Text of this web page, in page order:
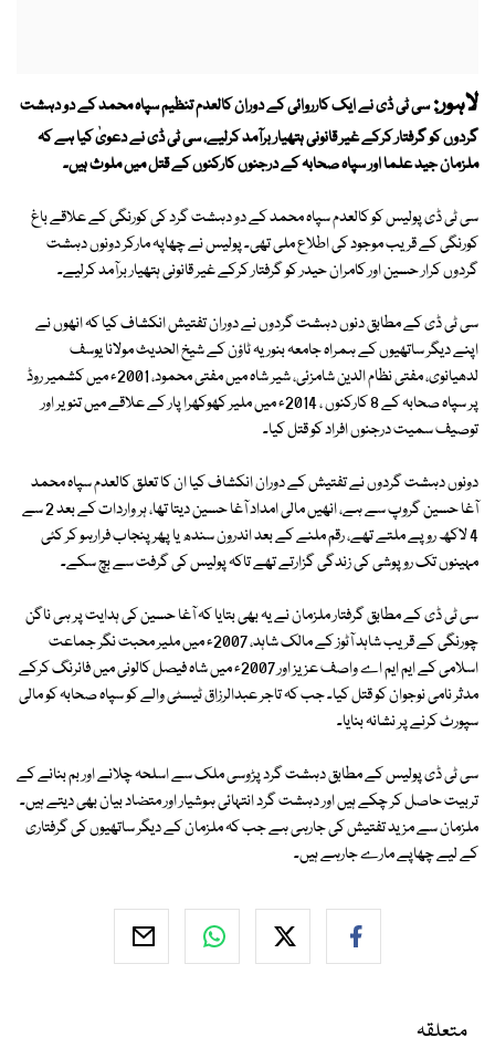
لاہور:سی ٹی ڈی نے ایک کارروائی کے دوران کالعدم تنظیم سپاہ محمد کے دو دہشت
گردوں کو گرفتار کرکے غیر قانونی ہتھیار برآمد کرلیے، سی ٹی ڈی نے دعویٰ کیا ہے کہ
ملزمان جید علما اور سپاہ صحابہ کے درجنوں کارکنوں کے قتل میں ملوث ہیں۔
سی ٹی ڈی پولیس کو کالعدم سپاہ محمد کے دو دہشت گرد کی کورنگی کے علاقے باغ
کورنگی کے قریب موجود کی اطلاع ملی تھی۔ پولیس نے چھاپہ مارکر دونوں دہشت
گردوں کرار حسین اور کامران حیدر کو گرفتار کرکے غیر قانونی ہتھیار برآمد کرلیے۔
سی ٹی ڈی کے مطابق دنوں دہشت گردوں نے دوران تفتیش انکشاف کیا کہ انھوں نے
اپنے دیگر ساتھیوں کے ہمراہ جامعہ بنوریہ ٹاؤن کے شیخ الحدیث مولانا یوسف
لدھیانوی، مفتی نظام الدین شامزئی، شیر شاہ میں مفتی محمود، 2001ء میں کشمیر روڈ
پر سپاہ صحابہ کے 8 کارکنوں ، 2014ء میں ملیر کھوکھرا پار کے علاقے میں تنویر اور
توصیف سمیت درجنوں افراد کو قتل کیا۔
دونوں دہشت گردوں نے تفتیش کے دوران انکشاف کیا ان کا تعلق کالعدم سپاہ محمد
آغا حسین گروپ سے ہے، انھیں مالی امداد آغا حسین دیتا تھا، ہر واردات کے بعد 2 سے
4 لاکھ روپے ملتے تھے، رقم ملنے کے بعد اندرون سندھ یا پھر پنجاب فرارہو کر کئی
مہینوں تک روپوشی کی زندگی گزارتے تھے تاکہ پولیس کی گرفت سے بچ سکے۔
سی ٹی ڈی کے مطابق گرفتار ملزمان نے یہ بھی بتایا کہ آغا حسین کی ہدایت پر ہی ناگن
چورنگی کے قریب شاہد آٹوز کے مالک شاہد، 2007ء میں ملیر محبت نگر جماعت
اسلامی کے ایم ایم اے واصف عزیز اور 2007ء میں شاہ فیصل کالونی میں فائرنگ کرکے
مدثر نامی نوجوان کو قتل کیا۔ جب کہ تاجر عبدالرزاق ٹیسٹی والے کو سپاہ صحابہ کو مالی
سپورٹ کرنے پر نشانہ بنایا۔
سی ٹی ڈی پولیس کے مطابق دہشت گرد پڑوسی ملک سے اسلحہ چلانے اور بم بنانے کے
تربیت حاصل کر چکے ہیں اور دہشت گرد انتہائی ہوشیار اور متضاد بیان بھی دیتے ہیں۔
ملزمان سے مزید تفتیش کی جارہی ہے جب کہ ملزمان کے دیگر ساتھیوں کی گرفتاری
کے لیے چھاپے مارے جارہے ہیں۔
متعلقہ